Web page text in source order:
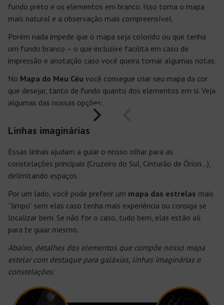
fundo preto e os elementos em branco. Isso torna o mapa
mais natural e a observação mais compreensível.
Porém nada impede que o mapa seja colorido ou que tenha
um fundo branco – o que inclusive facilita em caso de
impressão e anotação caso você queira tomar algumas notas.
No Mapa do Meu Céu você consegue criar seu mapa da cor
que desejar, tanto de fundo quanto dos elementos em si. Veja
algumas das nossas opções:
Linhas imaginárias
Essas linhas ajudam a guiar o nosso olhar para as
constelações principais (Cruzeiro do Sul, Cinturão de Órion…),
delimitando espaços.
Por um lado, você pode preferir um mapa das estrelas mais
“limpo” sem elas caso tenha mais experiência ou consiga se
localizar bem. Se não for o caso, tudo bem, elas estão ali
para te guiar mesmo.
Abaixo, detalhes dos elementos que compõe nosso mapa
estelar com destaque para galáxias, linhas imaginárias e
constelações: